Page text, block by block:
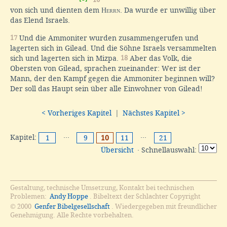
von sich und dienten dem Herrn . Da wurde er unwillig über
das Elend Israels.
17 Und die Ammoniter wurden zusammengerufen und
lagerten sich in Gilead. Und die Söhne Israels versammelten
sich und lagerten sich in Mizpa. 18 Aber das Volk, die
Obersten von Gilead, sprachen zueinander: Wer ist der
Mann, der den Kampf gegen die Ammoniter beginnen will?
Der soll das Haupt sein über alle Einwohner von Gilead!
< Vorheriges Kapitel Nächstes Kapitel >
Kapitel: 1 ··· 9 10 11 ···
21
Übersicht · Schnellauswahl:
Gestaltung, technische Umsetzung, Kontakt bei technischen
Problemen: Andy Hoppe
. Bibeltext der Schlachter Copyright
© 2000 Genfer Bibelgesellschaft
. Wiedergegeben mit freundlicher
Genehmigung. Alle Rechte vorbehalten.